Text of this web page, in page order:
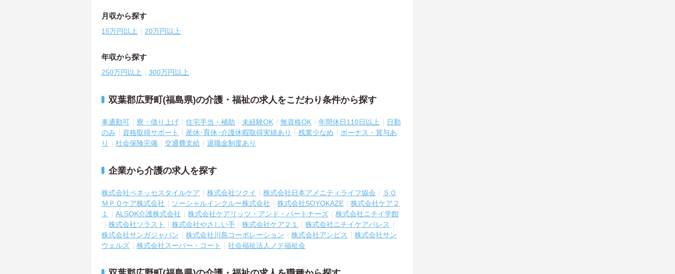
月収から探す
15万円以上 20万円以上
年収から探す
250万円以上 300万円以上
双葉郡広野町(福島県)の介護・福祉の求人をこだわり条件から探す
車通勤可 寮・借り上げ 住宅手当・補助 未経験OK 無資格OK 年間休日110日以上
日勤
のみ
資格取得サポート 産休･育休･介護休暇取得実績あり 残業少なめ
ボーナス・賞与あ
り
社会保険完備 交通費支給 退職金制度あり
企業から介護の求人を探す
株式会社ベネッセスタイルケア 株式会社ツクイ 株式会社日本アメニティライフ協会
ＳＯ
ＭＰＯケア株式会社
ソーシャルインクルー株式会社 株式会社SOYOKAZE
株式会社ケア２
１
ALSOK介護株式会社 株式会社ケアリッツ・アンド・パートナーズ
株式会社ニチイ学館
株式会社ソラスト
株式会社やさしい手 株式会社ケア２１
株式会社ニチイケアパレス
株式会社サンガジャパン
株式会社川島コーポレーション 株式会社アンビス
株式会社サン
ウェルズ
株式会社スーパー・コート 社会福祉法人ノテ福祉会